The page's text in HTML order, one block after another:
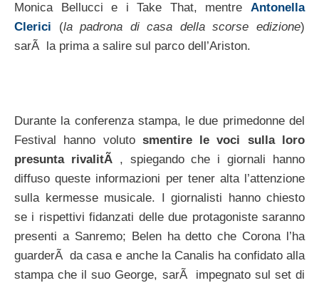
Monica Bellucci e i Take That, mentre Antonella
Clerici (la padrona di casa della scorse edizione)
sarÃ la prima a salire sul parco dell’Ariston.
Durante la conferenza stampa, le due primedonne del
Festival hanno voluto smentire le voci sulla loro
presunta rivalitÃ , spiegando che i giornali hanno
diffuso queste informazioni per tener alta l’attenzione
sulla kermesse musicale. I giornalisti hanno chiesto
se i rispettivi fidanzati delle due protagoniste saranno
presenti a Sanremo; Belen ha detto che Corona l’ha
guarderÃ da casa e anche la Canalis ha confidato alla
stampa che il suo George, sarÃ impegnato sul set di